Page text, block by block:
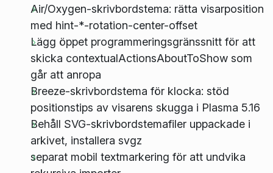
Air/Oxygen-skrivbordstema: rätta visarposition
med hint-*-rotation-center-offset
Lägg öppet programmeringsgränssnitt för att
skicka contextualActionsAboutToShow som
går att anropa
Breeze-skrivbordstema för klocka: stöd
positionstips av visarens skugga i Plasma 5.16
Behåll SVG-skrivbordstemafiler uppackade i
arkivet, installera svgz
separat mobil textmarkering för att undvika